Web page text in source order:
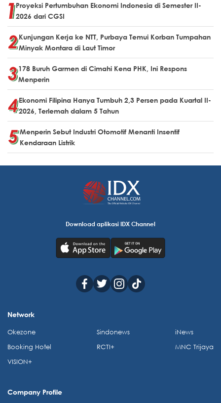
Proyeksi Pertumbuhan Ekonomi Indonesia di Semester II-
2026 dari CGSI
Kunjungan Kerja ke NTT, Purbaya Temui Korban Tumpahan
Minyak Montara di Laut Timor
178 Buruh Garmen di Cimahi Kena PHK, Ini Respons
Menperin
Ekonomi Filipina Hanya Tumbuh 2,3 Persen pada Kuartal II-
2026, Terlemah dalam 5 Tahun
Menperin Sebut Industri Otomotif Menanti Insentif
Kendaraan Listrik
Download aplikasi IDX Channel
Network
Okezone
Booking Hotel
VISION+
Sindonews
RCTI+
iNews
MNC Trijaya
Company Profile